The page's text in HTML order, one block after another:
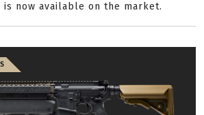
now available on the market.